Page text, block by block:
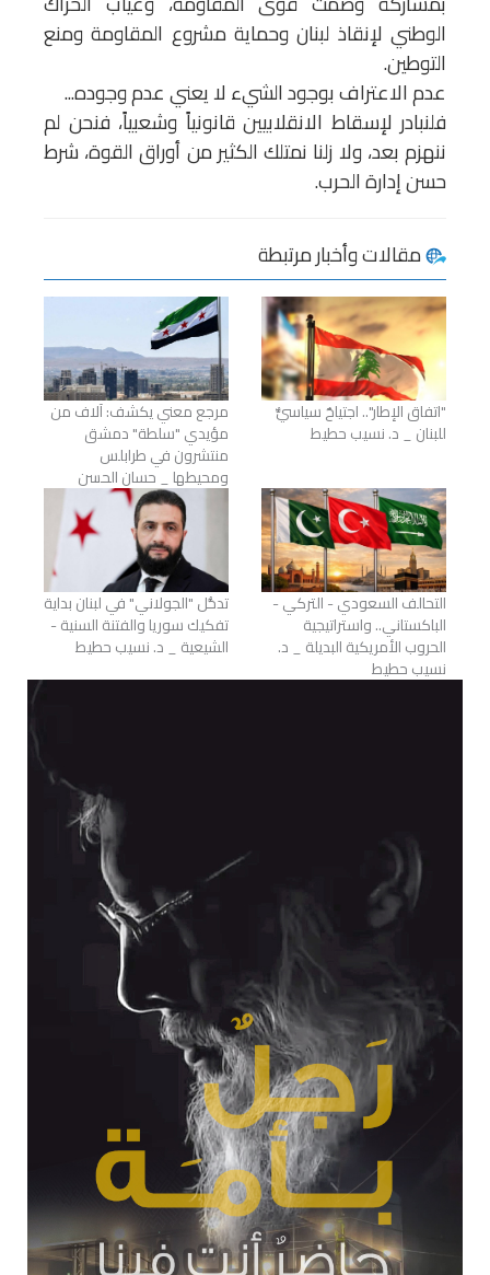
الوطني لإنقاذ لبنان وحماية مشروع المقاومة ومنع
التوطين.
عدم الاعتراف بوجود الشيء لا يعني عدم وجوده...
فلنبادر لإسقاط الانقلابيين قانونياً وشعبياً، فنحن لم
ننهزم بعد، ولا زلنا نمتلك الكثير من أوراق القوة، شرط
حسن إدارة الحرب.
مقالات وأخبار مرتبطة
"اتفاق الإطار".. اجتياحٌ سياسيٌّ
للبنان _ د. نسيب حطيط
مرجع معني يكشف: آلاف من
مؤيدي "سلطة" دمشق
منتشرون في طرابلس
ومحيطها _ حسان الحسن
التحالف السعودي - التركي -
الباكستاني.. واستراتيجية
الحروب الأمريكية البديلة _ د.
نسيب حطيط
تدخُّل "الجولاني" في لبنان بداية
تفكيك سوريا والفتنة السنية -
الشيعية _ د. نسيب حطيط